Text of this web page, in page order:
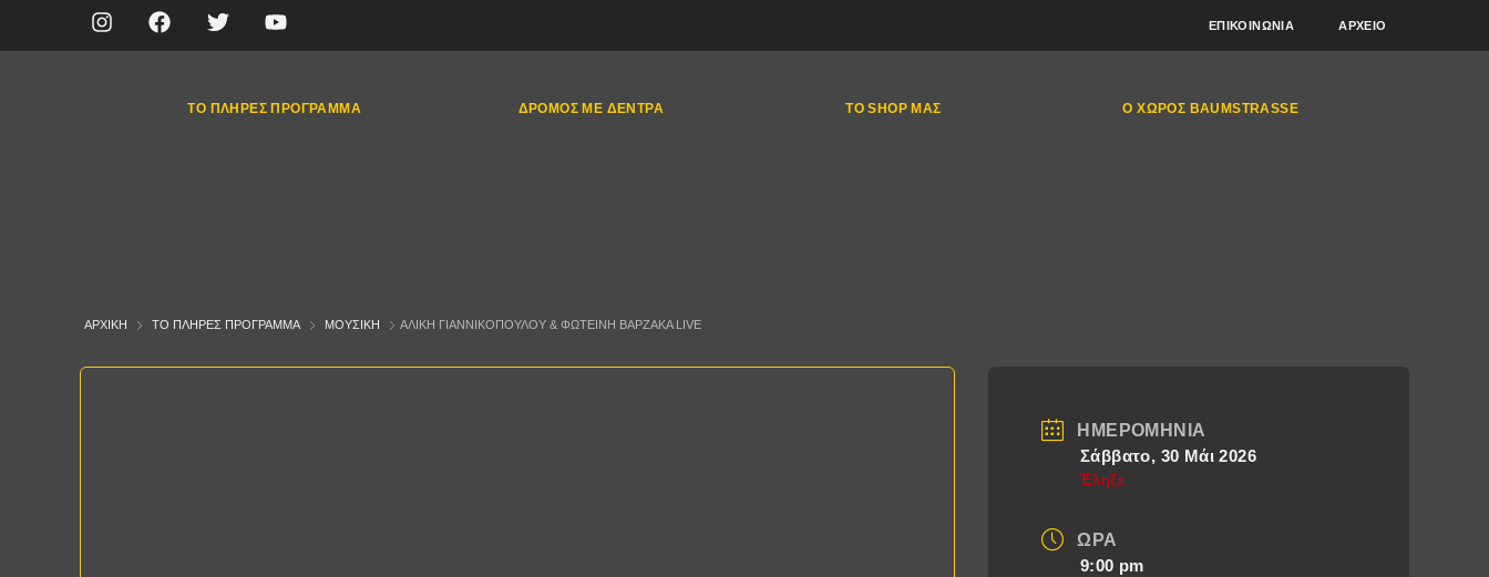
ΕΠΙΚΟΙΝΩΝΊΑ ΑΡΧΕΊΟ
ΤΟ ΠΛΉΡΕΣ ΠΡΌΓΡΑΜΜΑ ΔΡΌΜΟΣ ΜΕ ΔΈΝΤΡΑ ΤΟ SHOP ΜΑΣ Ο ΧΏΡΟΣ BAUMSTRASSE
ΑΡΧΙΚΉ ΤΟ ΠΛΉΡΕΣ ΠΡΌΓΡΑΜΜΑ ΜΟΥΣΙΚΉ ΑΛΊΚΗ ΓΙΑΝΝΙΚΟΠΟΎΛΟΥ & ΦΩΤΕΙΝΉ ΒΑΡΖΆΚΑ LIVE
ΗΜΕΡΟΜΗΝΊΑ
Σάββατο, 30 Μάι 2026
Έληξε
ΏΡΑ
9:00 pm